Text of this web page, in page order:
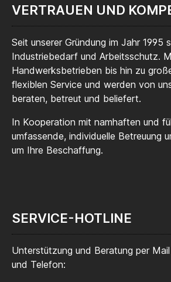
VERTRAUEN UND
Seit unserer Gründung im Jahr 1995
Industriebedarf und Arbeitsschutz.
Handwerksbetrieben bis hin zu
flexiblen Service und werden von
beraten, betreut und beliefert.
In Kooperation mit namhaften und
umfassende, individuelle Betreuung
um Ihre Beschaffung.
SERVICE-HOTLINE
Unterstützung und Beratung per Mail
und Telefon: